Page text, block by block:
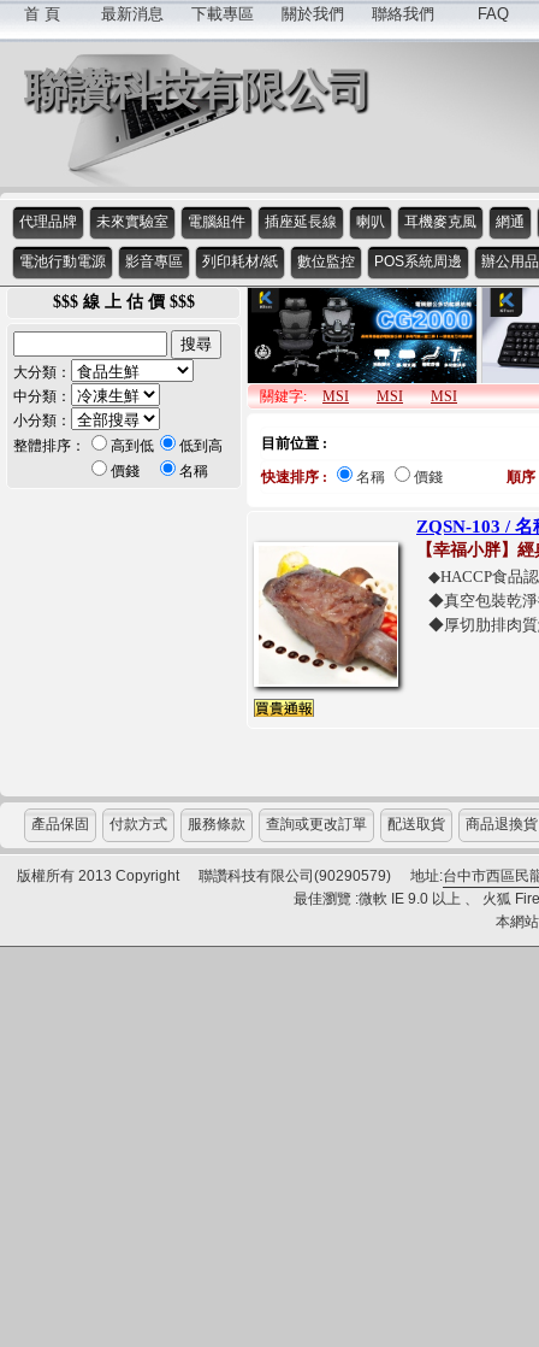
首 頁 最新消息 下載專區 關於我們 聯絡我們 FAQ
聯讚科技有限公司
代理品牌 未來實驗室 電腦組件 插座延長線 喇叭 耳機麥克風 網通
電池行動電源 影音專區 列印耗材/紙 數位監控 POS系統周邊 辦公用品
$$$ 線 上 估 價 $$$
大分類：
中分類：
小分類：
整體排序：
高到低
低到高
價錢
名稱
關鍵字: MSI MSI MSI
目前位置 :
快速排序 :
名稱 價錢 順序
ZQSN-103 /
【幸福小胖】
◆HACCP食品
◆真空包裝乾
◆厚切肋排肉
產品保固 付款方式 服務條款 查詢或更改訂單 配送取貨 商品退換貨
版權所有 2013 Copyright 聯讚科技有限公司(90290579) 地址:台中市西區民
最佳瀏覽 :微軟 IE 9.0 以上 、 火狐
本網